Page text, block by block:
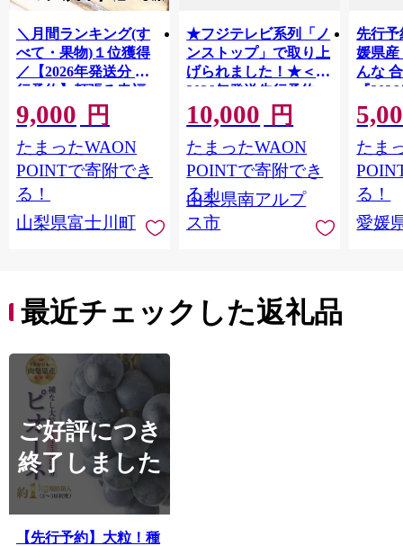
＼月間ランキング(す
べて・果物)１位獲得
／【2026年発送分 先
行予約】頬張る幸福
感 〜緑の宝石・ シ
ャインマスカット 〜
１ｋｇ以上（２〜３
房） フルーツ 山梨県
産 果物 くだもの シャ
イン マスカット ぶど
う ブドウ 葡萄 大粒 種
9,000 円
たまったWAON
POINTで寄附でき
る！
山梨県富士川町
★フジテレビ系列「ノ
ンストップ」で取り上
げられました！★＜
2026年発送先行予約＞
南アルプス市産シャイ
ンマスカット1.2kg以
上（2～3房） クール
便発送 ALPAG007
10,000 円
たまったWAON
POINTで寄附でき
る！
山梨県南アルプ
ス市
先行予
媛県産
んな
『
出荷
ご自宅
マド
あり
ツ 高
産地直
レンジ
たま
る！
愛媛
最近チェックした返礼品
ご好評につき
終了しました
【先行予約】大粒！種